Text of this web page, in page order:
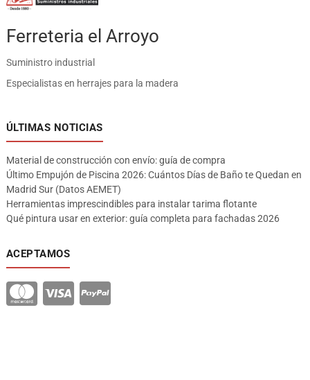
Ferreteria el Arroyo
Suministro industrial
Especialistas en herrajes para la madera
ÚLTIMAS NOTICIAS
Material de construcción con envío: guía de compra
Último Empujón de Piscina 2026: Cuántos Días de Baño te Quedan en
Madrid Sur (Datos AEMET)
Herramientas imprescindibles para instalar tarima flotante
Qué pintura usar en exterior: guía completa para fachadas 2026
ACEPTAMOS